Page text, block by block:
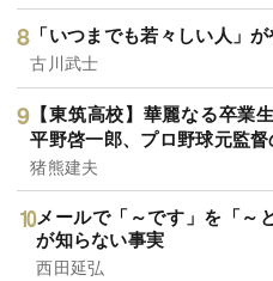
「いつまでも若々しい人」
古川武士
【東筑高校】華麗なる卒業
平野啓一郎、プロ野球元監
猪熊建夫
メールで「～です」を「～
が知らない事実
西田延弘